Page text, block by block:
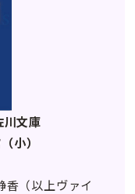
文庫
小）
香（以上ヴァイ